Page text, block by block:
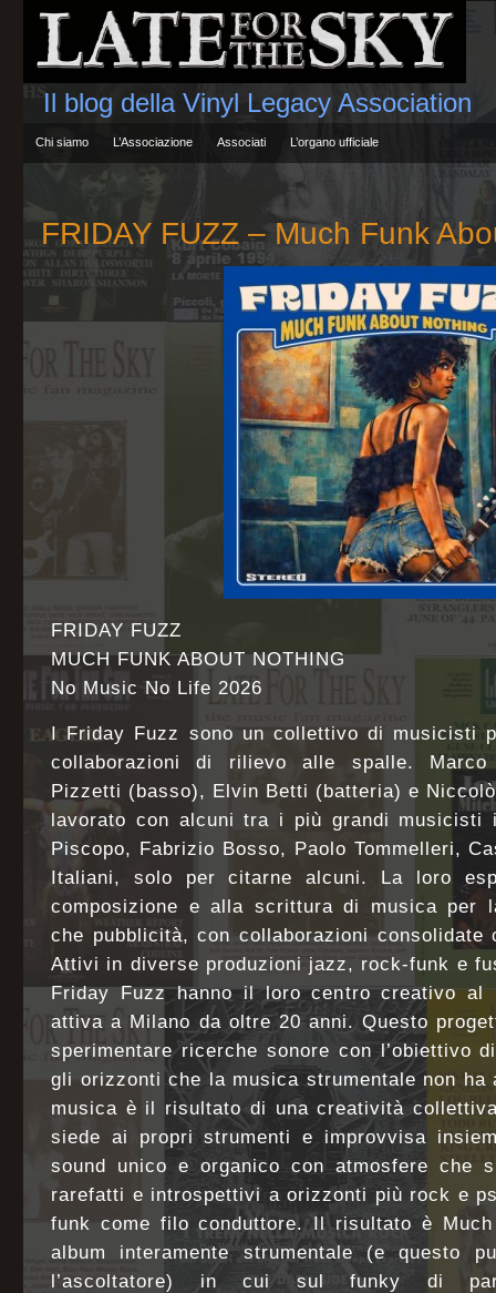
Il blog della Vinyl Legacy Association
Chi siamo L’Associazione Associati L’organo ufficiale
FRIDAY FUZZ – Much Funk
FRIDAY FUZZ
MUCH FUNK ABOUT NOTHING
No Music No Life 2026
I Friday Fuzz sono un collettivo di musicisti
collaborazioni di rilievo alle spalle.
Pizzetti (basso), Elvin Betti (batteria) e
lavorato con alcuni tra i più grandi musicisti
Piscopo, Fabrizio Bosso, Paolo Tommelleri,
Italiani, solo per citarne alcuni. La loro
composizione e alla scrittura di musica per
che pubblicità, con collaborazioni
Attivi in diverse produzioni jazz, rock-funk e
Friday Fuzz hanno il loro centro creativo al
attiva a Milano da oltre 20 anni. Questo
sperimentare ricerche sonore con l’obiettivo
gli orizzonti che la musica strumentale non ha
musica è il risultato di una creatività
siede ai propri strumenti e improvvisa
sound unico e organico con atmosfere che
rarefatti e introspettivi a orizzonti più rock e
funk come filo conduttore. Il risultato è
album interamente strumentale (e questo
l’ascoltatore) in cui sul funky di